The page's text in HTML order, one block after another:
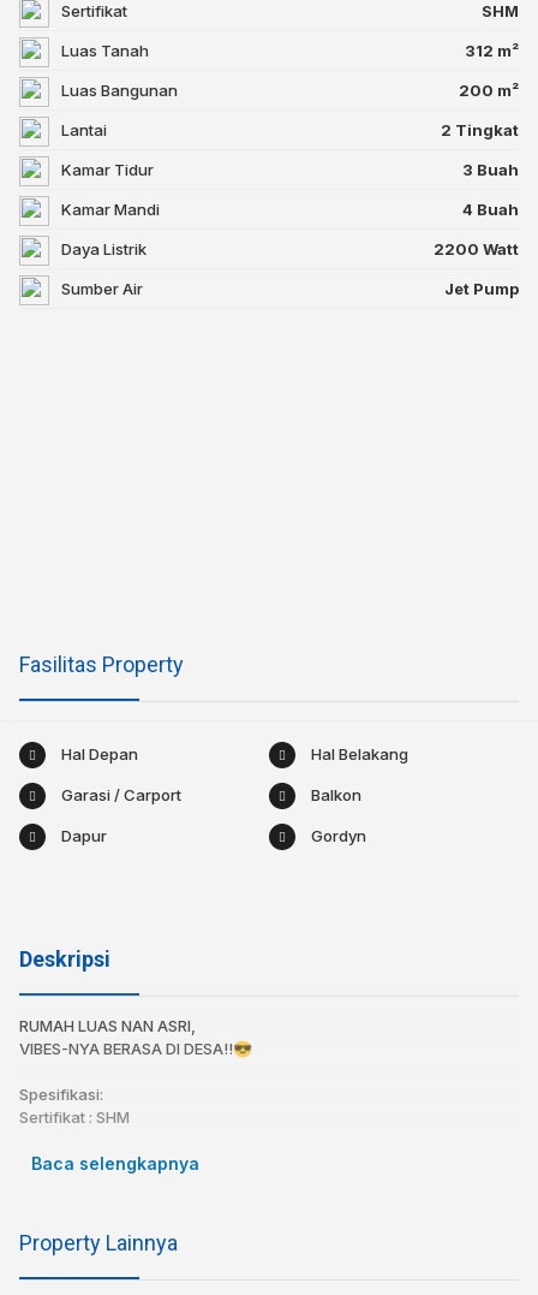
Sertifikat SHM
Luas Tanah 312 m²
Luas Bangunan 200 m²
Lantai 2 Tingkat
Kamar Tidur 3 Buah
Kamar Mandi 4 Buah
Daya Listrik 2200 Watt
Sumber Air Jet Pump
Fasilitas Property
Hal Depan Hal Belakang
Garasi / Carport Balkon
Dapur Gordyn
Deskripsi
RUMAH LUAS NAN ASRI,
VIBES-NYA BERASA DI DESA!!😎⁣
Spesifikasi:
Sertifikat : SHM
Luas Bangunan : 200
Dapur : 1
Air : Jetpump
Listrik : 2200 W
Baca selengkapnya
Property Lainnya